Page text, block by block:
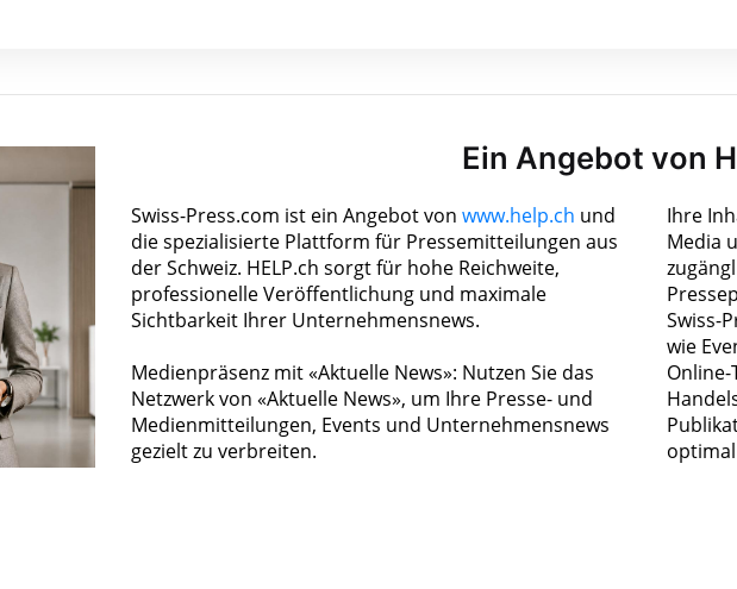
Ein Angebot von
Swiss-Press.com ist ein Angebot von www.help.ch und
die spezialisierte Plattform für Pressemitteilungen aus
der Schweiz. HELP.ch sorgt für hohe Reichweite,
professionelle Veröffentlichung und maximale
Sichtbarkeit Ihrer Unternehmensnews.
Medienpräsenz mit «Aktuelle News»: Nutzen Sie das
Netzwerk von «Aktuelle News», um Ihre Presse- und
Medienmitteilungen, Events und Unternehmensnews
gezielt zu verbreiten.
Ihre
Media
Swiss-
wie